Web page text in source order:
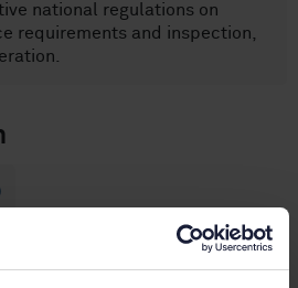
national regulations on
requirements and inspection,